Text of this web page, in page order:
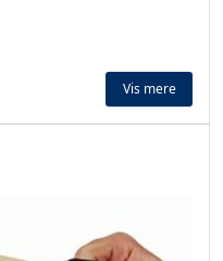
Vis mere